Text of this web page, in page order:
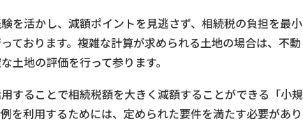
を活かし、減額ポイントを見逃さず、相続税の負担を最小
ております。複雑な計算が求められる土地の場合は、不動
土地の評価を行って参ります。
することで相続税額を大きく減額することができる「小規
を利用するためには、定められた要件を満たす必要があり